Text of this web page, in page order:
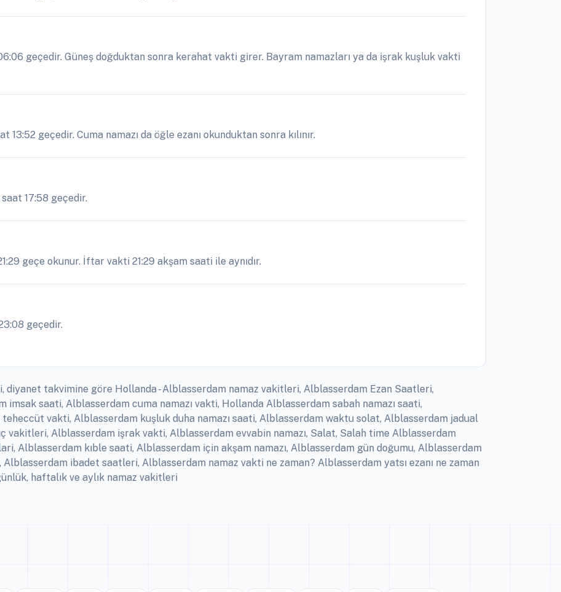
geçedir. Güneş doğduktan sonra kerahat vakti girer. Bayram namazları ya da işrak kuşluk vakti
geçedir. Cuma namazı da öğle ezanı okunduktan sonra kılınır.
17:58 geçedir.
geçe okunur. İftar vakti 21:29 akşam saati ile aynıdır.
geçedir.
takvimine göre Hollanda - Alblasserdam namaz vakitleri, Alblasserdam Ezan Saatleri,
saati, Alblasserdam cuma namazı vakti, Hollanda Alblasserdam sabah namazı saati,
vakti, Alblasserdam kuşluk duha namazı saati, Alblasserdam waktu solat, Alblasserdam jadual
vakitleri, Alblasserdam işrak vakti, Alblasserdam evvabin namazı, Salat, Salah time Alblasserdam
Alblasserdam kıble saati, Alblasserdam için akşam namazı, Alblasserdam gün doğumu, Alblasserdam
ibadet saatleri, Alblasserdam namaz vakti ne zaman? Alblasserdam yatsı ezanı ne zaman
haftalık ve aylık namaz vakitleri